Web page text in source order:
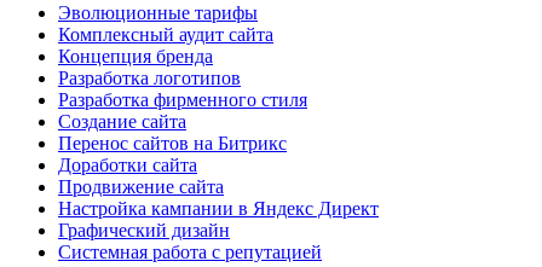
Эволюционные тарифы
Комплексный аудит сайта
Концепция бренда
Разработка логотипов
Разработка фирменного стиля
Создание сайта
Перенос сайтов на Битрикс
Доработки сайта
Продвижение сайта
Настройка кампании в Яндекс Директ
Графический дизайн
Системная работа с репутацией